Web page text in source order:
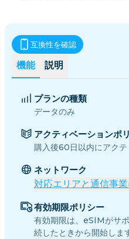
機能 説明
互換性を確認
プランの種類
データのみ
アクティベーションポ
購入後60日以内にアクテ
ネットワーク
対応エリアと通信事
有効期限ポリシー
有効期限は、eSIMがサ
続したときから開始しま